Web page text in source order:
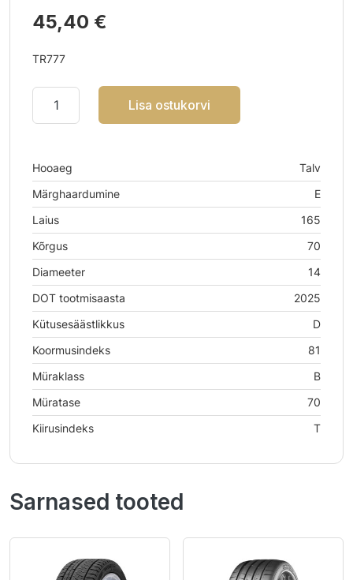
45,40 €
TR777
Lisa ostukorvi
Hooaeg
Talv
Märghaardumine
E
Laius
165
Kõrgus
70
Diameeter
14
DOT tootmisaasta
2025
Kütusesäästlikkus
D
Koormusindeks
81
Müraklass
B
Müratase
70
Kiirusindeks
T
Sarnased tooted